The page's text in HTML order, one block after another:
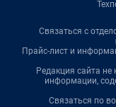
Связаться с
Прайс-лист и
Редакция сайта не
информации,
Связаться по